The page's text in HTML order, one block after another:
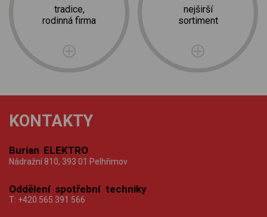
tradice,
rodinná firma
nejširší
sortiment
KONTAKTY
Burian ELEKTRO
Nádražní 810, 393 01 Pelhřimov
Oddělení spotřební techniky
T: +420 565 391 566